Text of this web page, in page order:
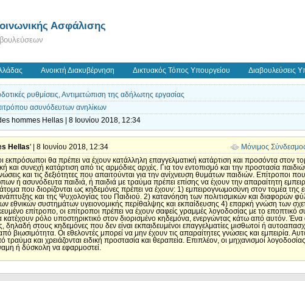
Ασφάλισης
Ανοικτή Διακυβέρνηση Δικτυακός Τόπος Υπουργείου Διαβουλεύσεις
ρυθμίσεις, Αντιμετώπιση της αδήλωτης εργασίας
ασυνόδευτων ανηλίκων
hommes Hellas | 8 Ιουνίου 2018, 12:34
Hellas' | 8 Ιουνίου 2018, 12:34
Μόνιμος
εκπρόσωποι θα πρέπει να έχουν κατάλληλη επαγγελματική κατάρτιση και προσόντα στον
και συνεχή κατάρτιση από τις αρμόδιες αρχές. Για τον εντοπισμό και την προστασία
και τις δεξιότητες που απαιτούνται για την ανίχνευση θυμάτων παιδιών. Επίτροποι
ή ασυνόδευτα παιδιά, ή παιδιά με τραύμα πρέπει επίσης να έχουν την απαραίτητη
που διορίζονται ως κηδεμόνες πρέπει να έχουν: 1) εμπειρογνωμοσύνη στον τομέα της
και της Ψυχολογίας του Παιδιού. 2) κατανόηση των πολιτισμικών και διαφορών
εθνικών συστημάτων υγειονομικής περίθαλψης και εκπαίδευσης 4) επαρκή γνώση των
επίτροπο, οι επίτροποι πρέπει να έχουν σαφείς γραμμές λογοδοσίας με το
κατέχουν ρόλο υποστηρικτικό στον διορισμένο κηδεμόνα, ενεργώντας κάτω από αυτόν. Ένα
δηλαδή στους κηδεμόνες που δεν είναι εκπαιδευμένοι επαγγελματίες μισθωτοί ή
βιωσιμότητα. Οι εθελοντές μπορεί να μην έχουν τις απαραίτητες γνώσεις και εμπειρία.
τραύμα και χρειάζονται ειδική προστασία και θεραπεία. Επιπλέον, οι μηχανισμοί
ή δύσκολη να εφαρμοστεί.